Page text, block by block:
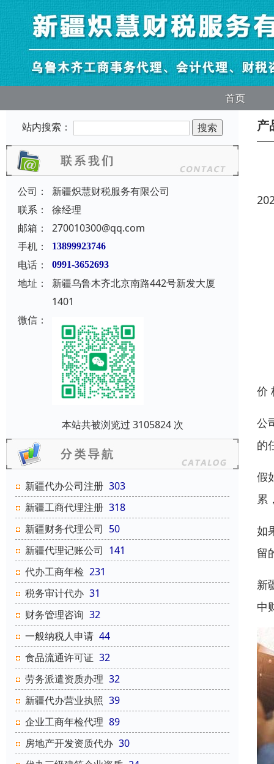
首页
站内搜索：
公司：
新疆炽慧财税服务有限公司
联系：
徐经理
邮箱：
270010300@qq.com
手机：
13899923746
电话： 0991-3652693
地址：
新疆乌鲁木齐北京南路442号新发大厦
1401
微信：
本站共被浏览过 3105824 次
新疆代办公司注册 303
新疆工商代理注册 318
新疆财务代理公司 50
新疆代理记账公司 141
代办工商年检 231
税务审计代办 31
财务管理咨询 32
一般纳税人申请 44
食品流通许可证 32
劳务派遣资质办理 32
新疆代办营业执照 39
企业工商年检代理 89
房地产开发资质代办 30
产
价
公
的
假
累
如
留
新
中